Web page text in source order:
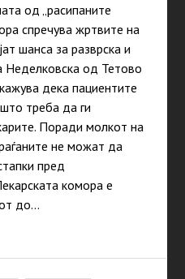
од „расипаните
спречува жртвите на
шанса за разврска и
Неделковска од Тетово
дека пациентите
треба да ги
Поради молкот на
не можат да
пред
комора е
до…